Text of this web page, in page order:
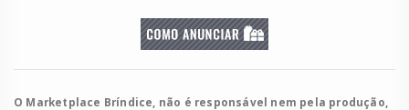
O Marketplace Bríndice, não é responsável nem pela produção,